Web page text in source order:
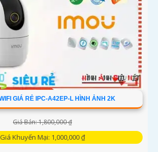
GIÁ RẺ IPC-A42EP-L HÌNH ẢNH 2K
Giá Bán: 1,800,000 ₫
Giá Khuyến Mại: 1,000,000 ₫